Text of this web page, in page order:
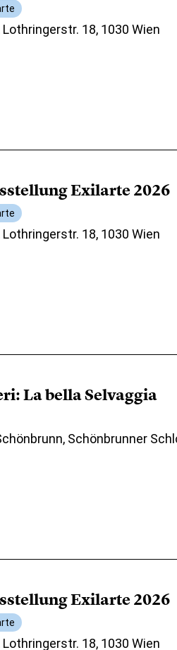
18, 1030 Wien
Exilarte 2026
18, 1030 Wien
La bella Selvaggia
Schönbrunner
Exilarte 2026
18, 1030 Wien